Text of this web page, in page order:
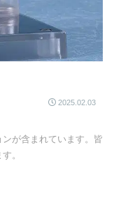
2025.02.03
が含まれています。皆
。